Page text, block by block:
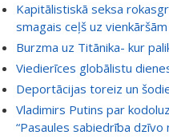
Kapitālistiskā seksa
smagais ceļš uz
Burzma uz Titānika- kur
Viedierīces globālistu
Deportācijas toreiz un
Vladimirs Putins par
“Pasaules sabiedrība